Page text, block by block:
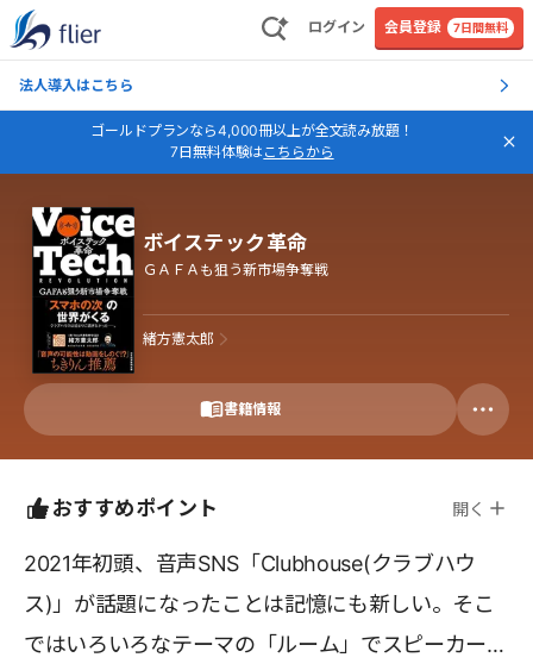
ログイン 会員登録 7日間無料
法人導入はこちら
ゴールドプランなら4,000冊以上が全文読み放題！
7日無料体験はこちらから
ボイステック革命
ＧＡＦＡも狙う新市場争奪戦
緒方憲太郎
書籍情報
おすすめポイント 開く
2021年初頭、音声SNS「Clubhouse(クラブハウ
ス)」が話題になったことは記憶にも新しい。そこ
ではいろいろなテーマの「ルーム」でスピーカーの